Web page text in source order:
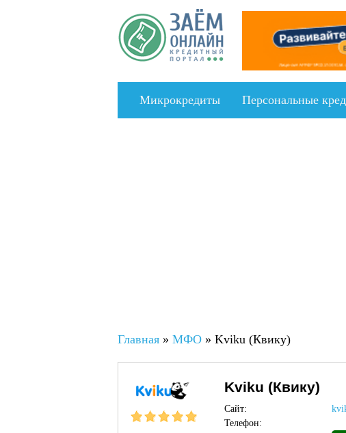
Микрокредиты Персональныe
Главная » МФО » Kviku (Квику)
Kviku (Квику)
Сайт:
Телефон: